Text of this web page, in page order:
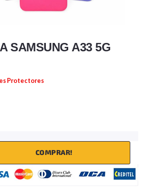
SAMSUNG A33 5G
Protectores
COMPRAR!